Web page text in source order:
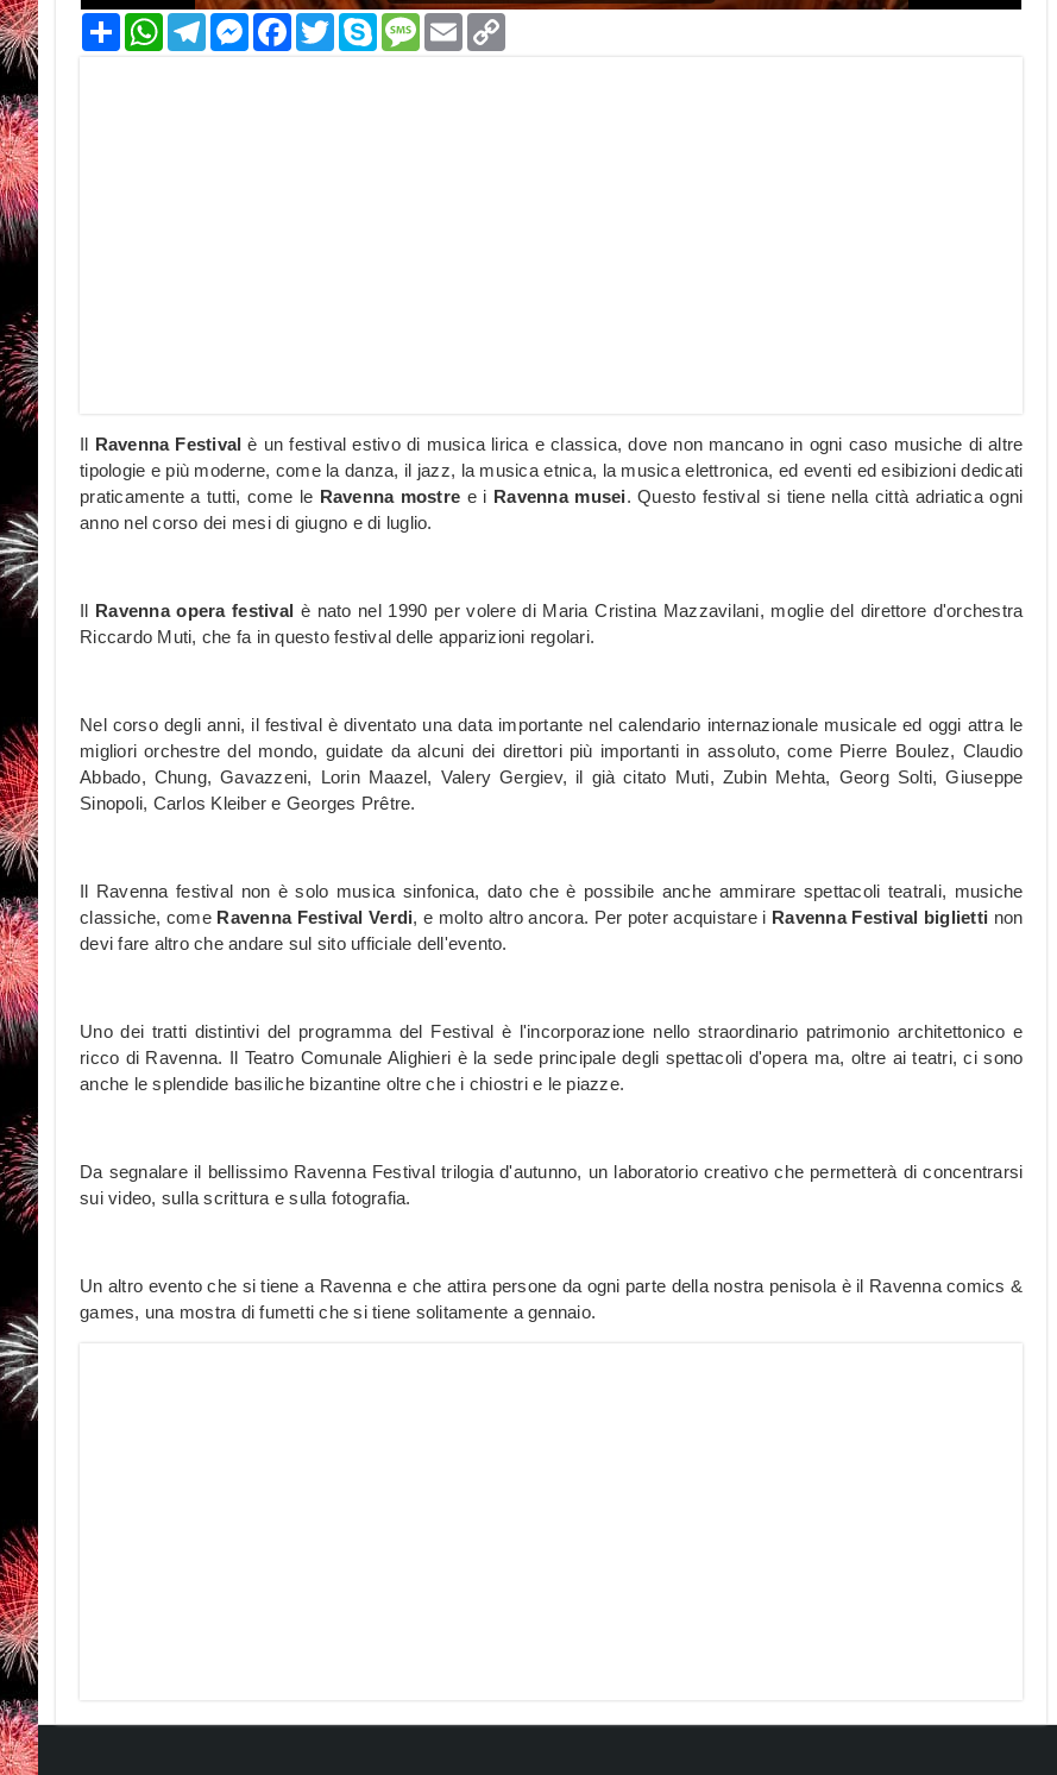
CondividiWhatsAppTelegramMessenger
Facebook
TwitterSkypeMessage
Email
Il Ravenna Festivalè un festival estivo di musica lirica e classica, dove non mancano in ogni caso musiche di altre
tipologie e più moderne, come la danza, il jazz, la musica etnica, la musica elettronica, ed eventi ed esibizioni dedicati
praticamente a tutti, come le Ravenna mostre e i Ravenna musei. Questo festival si tiene nella città adriatica ogni
anno nel corso dei mesi di giugno e di luglio.
Il Ravenna opera festival è nato nel 1990 per volere di Maria Cristina Mazzavilani, moglie del direttore d'orchestra
Riccardo Muti, che fa in questo festival delle apparizioni regolari.
Nel corso degli anni, il festival è diventato una data importante nel calendario internazionale musicale ed oggi attra le
migliori orchestre del mondo, guidate da alcuni dei direttori più importanti in assoluto, come Pierre Boulez, Claudio
Abbado, Chung, Gavazzeni, Lorin Maazel, Valery Gergiev, il già citato Muti, Zubin Mehta, Georg Solti, Giuseppe
Sinopoli, Carlos Kleiber e Georges Prêtre.
Il Ravenna festival non è solo musica sinfonica, dato che è possibile anche ammirare spettacoli teatrali, musiche
classiche, come Ravenna Festival Verdi, e molto altro ancora. Per poter acquistare i Ravenna Festival biglietti non
devi fare altro che andare sul sito ufficiale dell'evento.
Uno dei tratti distintivi del programma del Festival è l'incorporazione nello straordinario patrimonio architettonico e
ricco di Ravenna. Il Teatro Comunale Alighieri è la sede principale degli spettacoli d'opera ma, oltre ai teatri, ci sono
anche le splendide basiliche bizantine oltre che i chiostri e le piazze.
Da segnalare il bellissimo Ravenna Festival trilogia d'autunno, un laboratorio creativo che permetterà di concentrarsi
sui video, sulla scrittura e sulla fotografia.
Un altro evento che si tiene a Ravenna e che attira persone da ogni parte della nostra penisola è il Ravenna comics &
games, una mostra di fumetti che si tiene solitamente a gennaio.